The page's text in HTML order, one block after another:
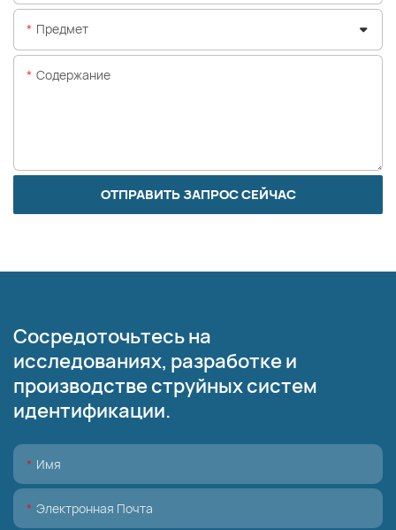
Предмет
Содержание
ОТПРАВИТЬ ЗАПРОС СЕЙЧАС
Сосредоточьтесь на
исследованиях, разработке и
производстве струйных систем
идентификации.
Имя
Электронная Почта